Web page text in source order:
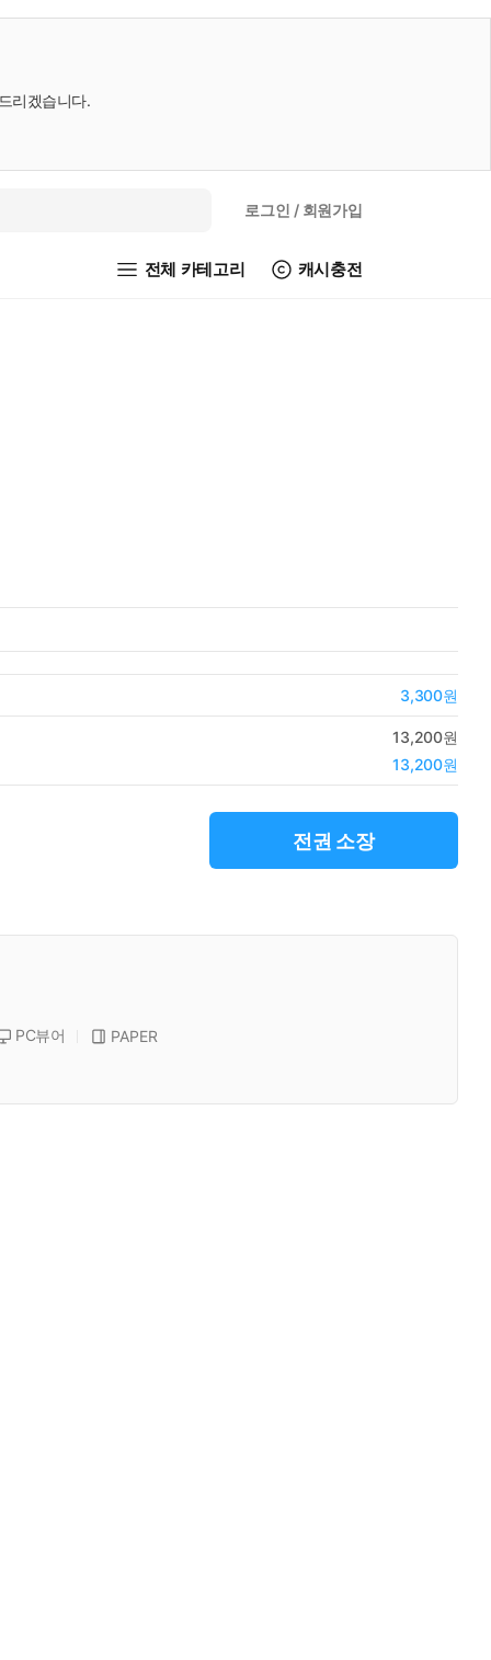
리겠습니다.
로그인 / 회원가입
전체 카테고리 캐시충전
3,300원
13,200원
13,200원
전권 소장
PC뷰어 PAPER